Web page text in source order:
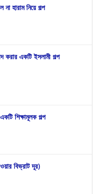
হারাম নিয়ে গল্প
করার একটি ইসলামী গল্প
শিক্ষামূলক গল্প
বিভ্রাট দূর)